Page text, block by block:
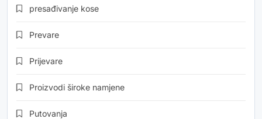
presađivanje kose
Prevare
Prijevare
Proizvodi široke namjene
Putovanja